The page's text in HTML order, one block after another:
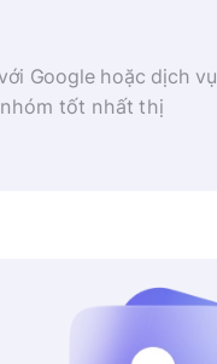
Google hoặc dịch vụ
tốt nhất thị